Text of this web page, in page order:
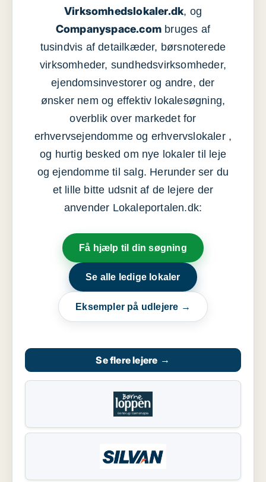
Virksomhedslokaler.dk, og
Companyspace.com bruges af
tusindvis af detailkæder, børsnoterede
virksomheder, sundhedsvirksomheder,
ejendomsinvestorer og andre, der
ønsker nem og effektiv lokalesøgning,
overblik over markedet for
erhvervsejendomme og erhvervslokaler ,
og hurtig besked om nye lokaler til leje
og ejendomme til salg. Herunder ser du
et lille bitte udsnit af de lejere der
anvender Lokaleportalen.dk:
Få hjælp til din søgning
Se alle ledige lokaler
Eksempler på udlejere →
Se flere lejere →